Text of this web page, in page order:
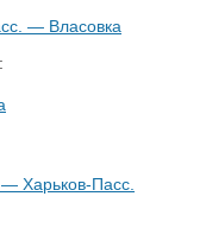
— Власовка
Харьков-Пасс.